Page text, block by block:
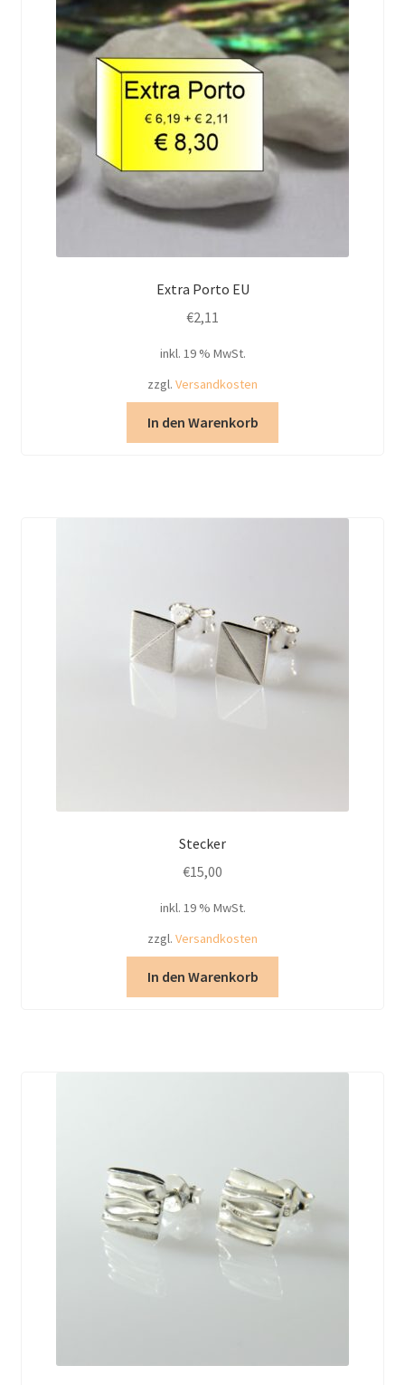
Extra Porto EU
€2,11
inkl. 19 % MwSt.
zzgl. Versandkosten
In den Warenkorb
Stecker
€15,00
inkl. 19 % MwSt.
zzgl. Versandkosten
In den Warenkorb